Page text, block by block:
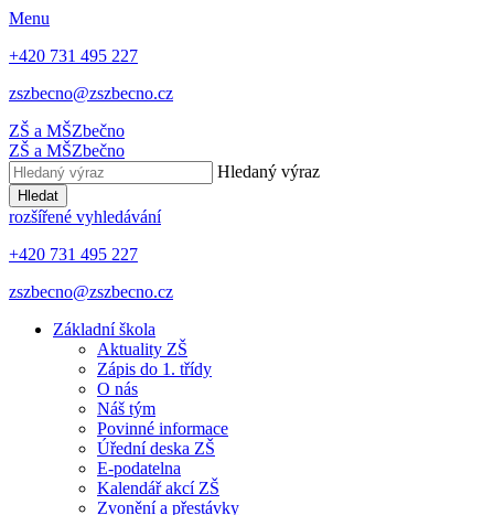
Menu
+420 731 495 227
zszbecno@zszbecno.cz
ZŠ a MŠZbečno
ZŠ a MŠZbečno
Hledaný výraz
Hledat
rozšířené vyhledávání
+420 731 495 227
zszbecno@zszbecno.cz
Základní škola
Aktuality ZŠ
Zápis do 1. třídy
O nás
Náš tým
Povinné informace
Úřední deska ZŠ
E-podatelna
Kalendář akcí ZŠ
Zvonění a přestávky